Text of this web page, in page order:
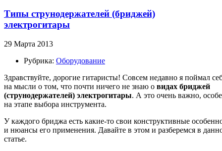
Типы струнодержателей (бриджей)
электрогитары
29 Марта 2013
Рубрика: Оборудование
Здравствуйте, дорогие гитаристы! Совсем недавно я поймал
на мысли о том, что почти ничего не знаю о видах бриджей
(струнодержателей) электрогитары. А это очень важно,
на этапе выбора инструмента.
У каждого бриджа есть какие-то свои конструктивные
и нюансы его применения. Давайте в этом и разберемся в
статье.